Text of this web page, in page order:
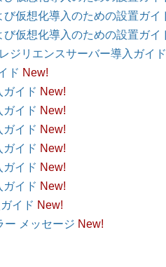
仮想化導入のための設置ガイ
仮想化導入のための設置ガイ
ジリエンスサーバー導入ガイド
ド New!
イド New!
イド New!
イド New!
イド New!
イド New!
イド New!
イド New!
ー メッセージ New!